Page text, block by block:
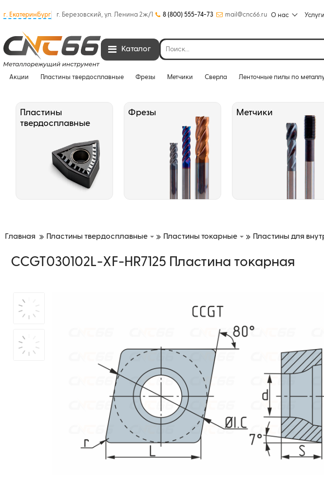
г. Екатеринбург г. Березовский, ул. Ленина 2ж/1 8 (800) 555-74-73 mail@cnc66.ru О нас Услуги
Каталог
Акции Пластины твердосплавные Фрезы Метчики Сверла Ленточные пилы по
Пластины
твердосплавные
Фрезы Метчики
Главная Пластины твердосплавные Пластины токарные Пластины для
CCGT030102L-XF-HR7125 Пластина токарная